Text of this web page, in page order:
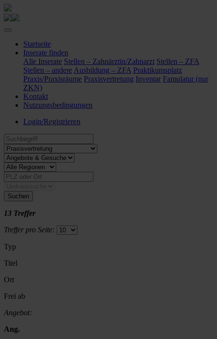
Startseite
Inserate finden
Alle Inserate Stellen – Zahnärztin/Zahnarzt Stellen – ZFA
Stellen – andere Ausbildung – ZFA Praktikumsplatz
Praxis/Praxisräume Praxisvertretung Inventar Famulatur (nur
ZKN)
Kontakt
Nutzungsbedingungen
Login/Registrieren
Suchen
13 Treffer
Treffer pro Seite:
Typ
Titel
Ort
Frei ab
Angebot:
Ang.